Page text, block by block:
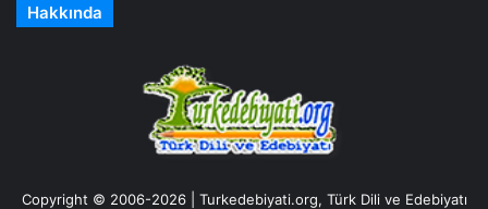
Hakkında
Copyright © 2006-2026 | Turkedebiyati.org, Türk Dili ve Edebiyatı